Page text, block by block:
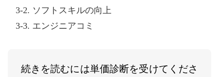
3-2. ソフトスキルの向上
3-3. エンジニアコミ
続きを読むには単価診断を受けてくださ